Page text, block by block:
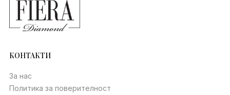
КОНТАКТИ
За нас
Политика за поверителност